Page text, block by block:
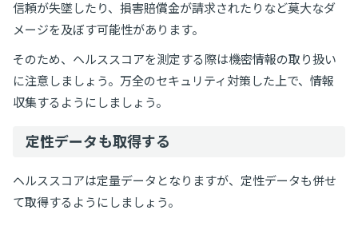
信頼が失墜したり、損害賠償金が請求されたりなど莫大なダ
メージを及ぼす可能性があります。
そのため、ヘルススコアを測定する際は機密情報の取り扱い
に注意しましょう。万全のセキュリティ対策した上で、情報
収集するようにしましょう。
定性データも取得する
ヘルススコアは定量データとなりますが、定性データも併せ
て取得するようにしましょう。